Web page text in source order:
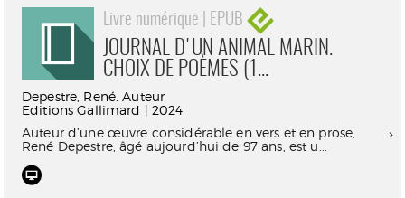
Livre numérique | EPUB
JOURNAL D'UN ANIMAL MARIN.
CHOIX DE POÈMES (1...
Depestre, René. Auteur
Editions Gallimard | 2024
Auteur d’une œuvre considérable en vers et en prose,
René Depestre, âgé aujourd’hui de 97 ans, est u...